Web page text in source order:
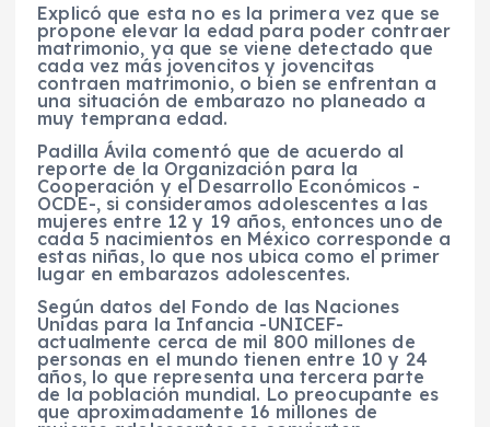
Explicó que esta no es la primera vez que se
propone elevar la edad para poder contraer
matrimonio, ya que se viene detectado que
cada vez más jovencitos y jovencitas
contraen matrimonio, o bien se enfrentan a
una situación de embarazo no planeado a
muy temprana edad.
Padilla Ávila comentó que de acuerdo al
reporte de la Organización para la
Cooperación y el Desarrollo Económicos -
OCDE-, si consideramos adolescentes a las
mujeres entre 12 y 19 años, entonces uno de
cada 5 nacimientos en México corresponde a
estas niñas, lo que nos ubica como el primer
lugar en embarazos adolescentes.
Según datos del Fondo de las Naciones
Unidas para la Infancia -UNICEF-
actualmente cerca de mil 800 millones de
personas en el mundo tienen entre 10 y 24
años, lo que representa una tercera parte
de la población mundial. Lo preocupante es
que aproximadamente 16 millones de